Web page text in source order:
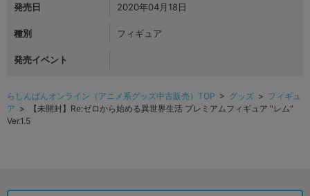
発売日 2020年04月18日
種別 フィギュア
発売イベント
らしんばんオンライン（アニメ系グッズ中古販売）TOP > グッズ > フィギュ
ア > 【未開封】Re:ゼロから始める異世界生活 プレミアムフィギュア "レム"
Ver.1.5